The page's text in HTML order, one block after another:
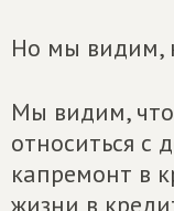
Но мы видим,
Мы видим,
относиться с
капремонт в
жизни в